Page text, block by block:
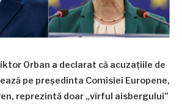
Orban a declarat că acuzațiile de
pe președinta Comisiei Europene,
reprezintă doar „vîrful aisbergului”